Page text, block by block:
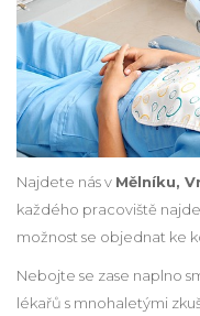
Najdete nás v Mělníku,
každého pracoviště
možnost se objednat ke
Nebojte se zase naplno
lékařů s mnohaletými